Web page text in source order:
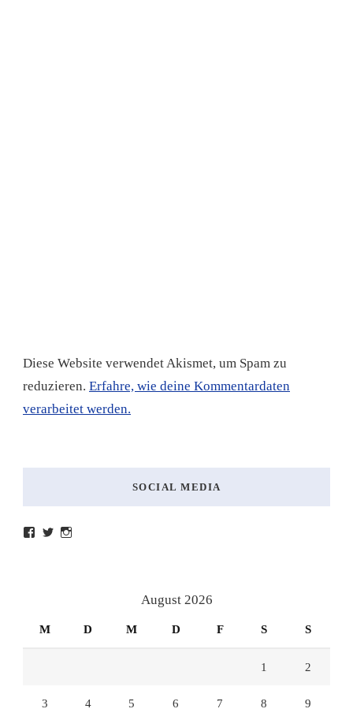
Diese Website verwendet Akismet, um Spam zu
reduzieren. Erfahre, wie deine Kommentardaten
verarbeitet werden.
SOCIAL MEDIA
ProfilProfil
August 2026
M D M D F S S
1 2
3 4 5 6 7 8 9